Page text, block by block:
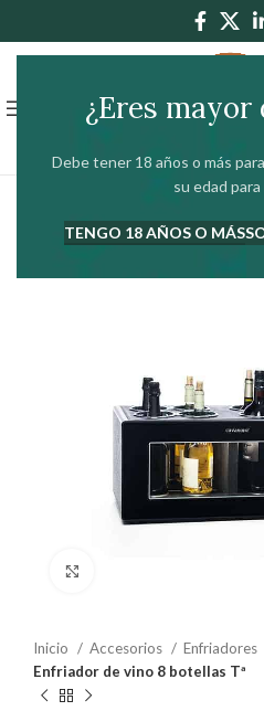
¿Eres mayor
Debe tener 18 años o más
su edad
TENGO 18 AÑOS O MÁS
Inicio Accesorios
Enfriadores
Enfriador de vino 8 botellas Tª